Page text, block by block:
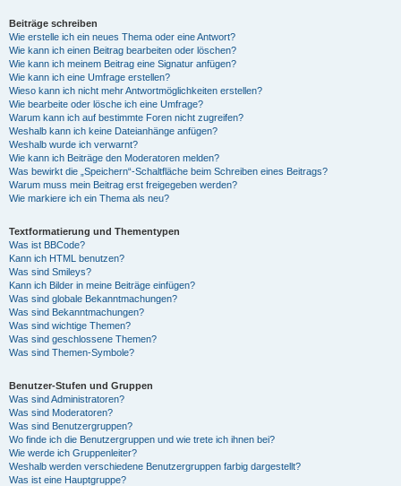
Beiträge schreiben
Wie erstelle ich ein neues Thema oder eine Antwort?
Wie kann ich einen Beitrag bearbeiten oder löschen?
Wie kann ich meinem Beitrag eine Signatur anfügen?
Wie kann ich eine Umfrage erstellen?
Wieso kann ich nicht mehr Antwortmöglichkeiten erstellen?
Wie bearbeite oder lösche ich eine Umfrage?
Warum kann ich auf bestimmte Foren nicht zugreifen?
Weshalb kann ich keine Dateianhänge anfügen?
Weshalb wurde ich verwarnt?
Wie kann ich Beiträge den Moderatoren melden?
Was bewirkt die „Speichern“-Schaltfläche beim Schreiben eines Beitrags?
Warum muss mein Beitrag erst freigegeben werden?
Wie markiere ich ein Thema als neu?
Textformatierung und Thementypen
Was ist BBCode?
Kann ich HTML benutzen?
Was sind Smileys?
Kann ich Bilder in meine Beiträge einfügen?
Was sind globale Bekanntmachungen?
Was sind Bekanntmachungen?
Was sind wichtige Themen?
Was sind geschlossene Themen?
Was sind Themen-Symbole?
Benutzer-Stufen und Gruppen
Was sind Administratoren?
Was sind Moderatoren?
Was sind Benutzergruppen?
Wo finde ich die Benutzergruppen und wie trete ich ihnen bei?
Wie werde ich Gruppenleiter?
Weshalb werden verschiedene Benutzergruppen farbig dargestellt?
Was ist eine Hauptgruppe?